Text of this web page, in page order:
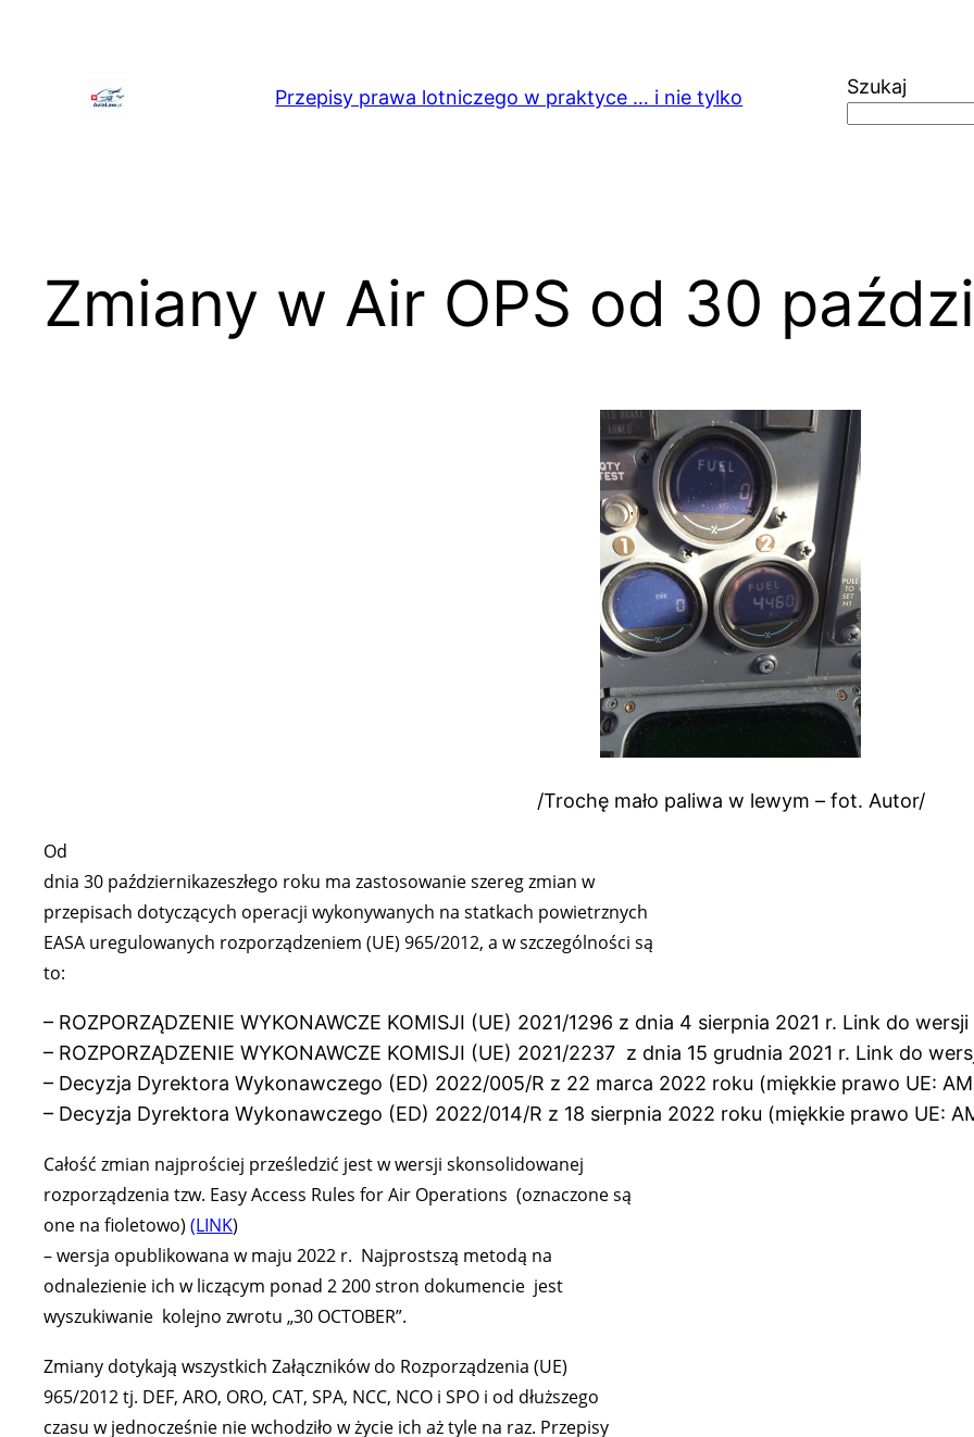
Przepisy prawa lotniczego w praktyce … i nie tylko Szukaj
Zmiany w Air OPS od 30
/Trochę mało paliwa w lewym – fot. Autor/
Od
dnia 30 październikazeszłego roku ma zastosowanie szereg zmian w
przepisach dotyczących operacji wykonywanych na statkach powietrznych
EASA uregulowanych rozporządzeniem (UE) 965/2012, a w szczególności są
to:
– ROZPORZĄDZENIE WYKONAWCZE KOMISJI (UE) 2021/1296 z dnia 4 sierpnia 2021 r. Link do
– ROZPORZĄDZENIE WYKONAWCZE KOMISJI (UE) 2021/2237 z dnia 15 grudnia 2021 r. Link do
– Decyzja Dyrektora Wykonawczego (ED) 2022/005/R z 22 marca 2022 roku (miękkie prawo UE:
– Decyzja Dyrektora Wykonawczego (ED) 2022/014/R z 18 sierpnia 2022 roku (miękkie prawo UE:
Całość zmian najprościej prześledzić jest w wersji skonsolidowanej
rozporządzenia tzw. Easy Access Rules for Air Operations (oznaczone są
one na fioletowo) (LINK)
– wersja opublikowana w maju 2022 r. Najprostszą metodą na
odnalezienie ich w liczącym ponad 2 200 stron dokumencie jest
wyszukiwanie kolejno zwrotu „30 OCTOBER”.
Zmiany dotykają wszystkich Załączników do Rozporządzenia (UE)
965/2012 tj. DEF, ARO, ORO, CAT, SPA, NCC, NCO i SPO i od dłuższego
czasu w jednocześnie nie wchodziło w życie ich aż tyle na raz. Przepisy